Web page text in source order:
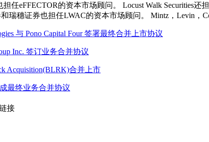
任eFFECTOR的资本市场顾问。 Locust Walk Securities还
瑞穗证券也担任LWAC的资本市场顾问。 Mintz，Levin，
与 Pono Capital Four 签署最终合并上市协议
Inc. 签订业务合并协议
Acquisition(BLRK)合并上市
最终业务合并协议
接